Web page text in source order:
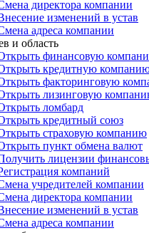
директора компании
изменений в устав
адреса компании
и область
финансовую
кредитную
факторинговую
лизинговую
ломбард
кредитный союз
страховую компанию
пункт обмена валют
лицензии
компаний
учредителей компании
директора компании
изменений в устав
адреса компании